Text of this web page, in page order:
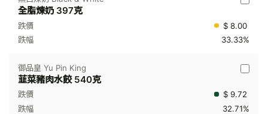
全脂煉奶 397克
$ 8.00
33.33%
御品皇 Yu Pin King
韮菜豬肉水餃 540克
$ 9.72
32.71%